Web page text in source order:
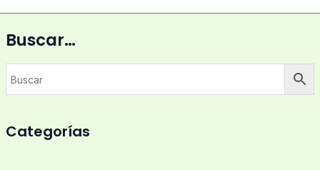
Buscar…
Categorías